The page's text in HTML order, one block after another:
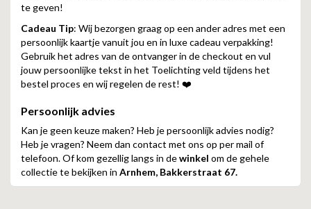
te geven!
Cadeau Tip: Wij bezorgen graag op een ander adres met een
persoonlijk kaartje vanuit jou en in luxe cadeau verpakking!
Gebruik het adres van de ontvanger in de checkout en vul
jouw persoonlijke tekst in het Toelichting veld tijdens het
bestel proces en wij regelen de rest! ❤️
Persoonlijk advies
Kan je geen keuze maken? Heb je persoonlijk advies nodig?
Heb je vragen? Neem dan contact met ons op per mail of
telefoon. Of kom gezellig langs in dewinkel om de gehele
collectie te bekijken in Arnhem, Bakkerstraat 67.